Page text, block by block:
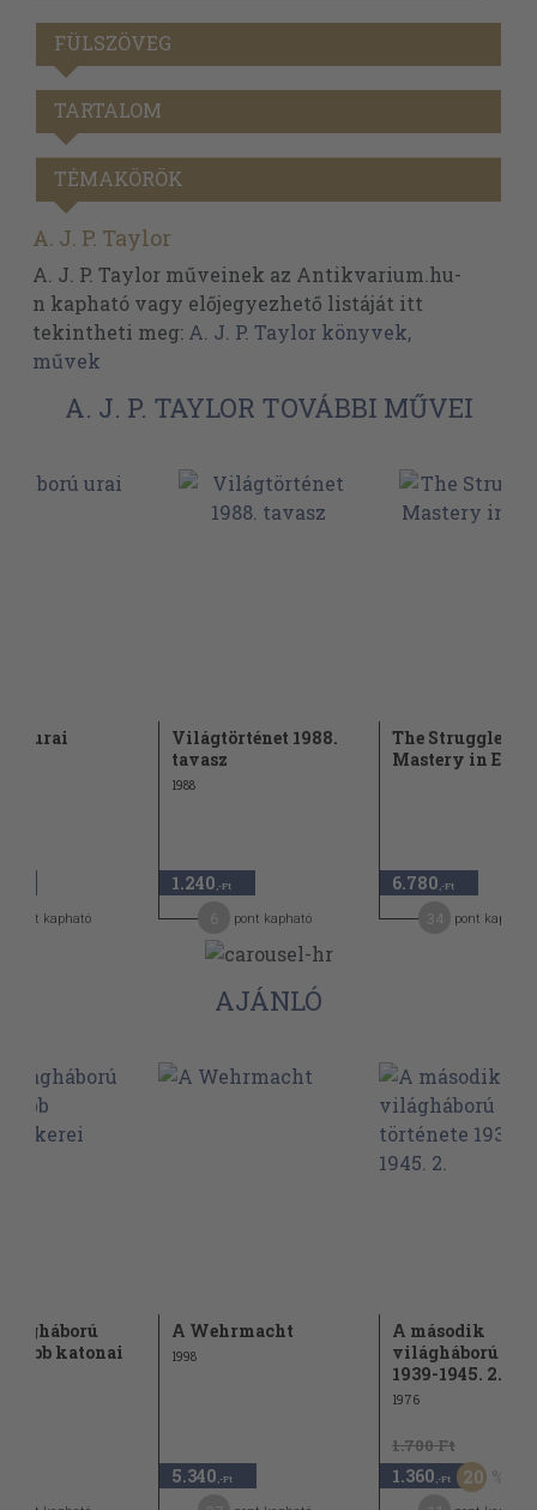
FÜLSZÖVEG
TARTALOM
TÉMAKÖRÖK
A. J. P. Taylor
A. J. P. Taylor műveinek az Antikvarium.hu-
n kapható vagy előjegyezhető listáját itt
tekintheti meg: A. J. P. Taylor könyvek,
művek
A. J. P. TAYLOR TOVÁBBI MŰVEI
urai
pont kapható
Világtörténet 1988.
tavasz
1988
1.240 ,-Ft
pont kapható
The Struggle for
Mastery in
6.780 ,-Ft
pont kapható
AJÁNLÓ
katonai
A Wehrmacht
1998
5.340 ,-Ft
A második
világháború
1939-1945. 2.
1976
1.700 Ft
1.360 ,-Ft 20